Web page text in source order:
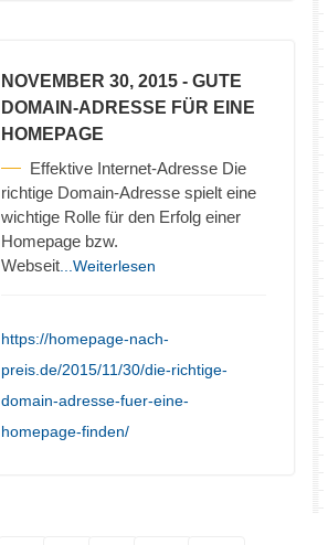
NOVEMBER 30, 2015 - GUTE
DOMAIN-ADRESSE FÜR EINE
HOMEPAGE
Effektive Internet-Adresse Die
richtige Domain-Adresse spielt eine
wichtige Rolle für den Erfolg einer
Homepage bzw.
Webseit ...Weiterlesen
https://homepage-nach-
preis.de/2015/11/30/die-richtige-
domain-adresse-fuer-eine-
homepage-finden/